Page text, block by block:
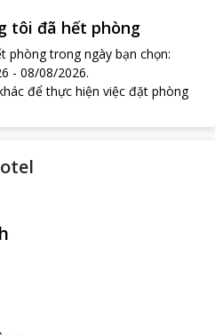
tôi đã hết phòng
phòng trong ngày bạn chọn:
- 08/08/2026.
để thực hiện việc đặt phòng